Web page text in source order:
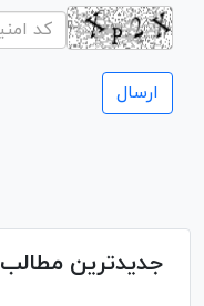
جدیدترین مطالب